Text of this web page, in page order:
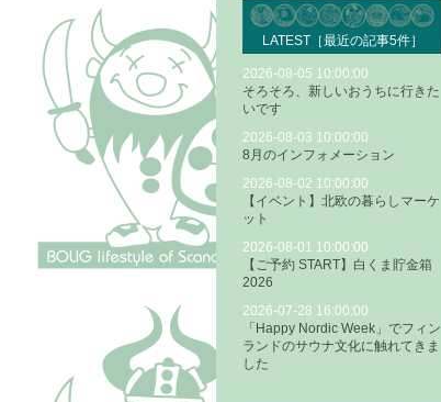
LATEST［最近の記事5件］
2026-08-05 10:00:00
そろそろ、新しいおうちに行きた
いです
2026-08-03 10:00:00
8月のインフォメーション
2026-08-02 10:00:00
【イベント】北欧の暮らしマーケ
ット
2026-08-01 10:00:00
【ご予約 START】白くま貯金箱
2026
2026-07-28 16:00:00
「Happy Nordic Week」でフィン
ランドのサウナ文化に触れてきま
した